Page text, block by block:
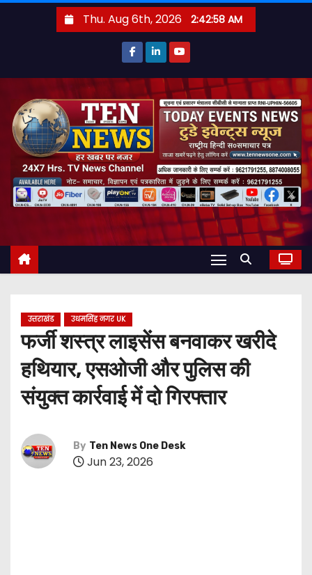
t
Thu. Aug 6th, 2026 2:42:59 AM
उत्तराखंड उधमसिंह नगर UK
फर्जी शस्त्र लाइसेंस बनवाकर खरीदे
हथियार, एसओजी और पुलिस की
संयुक्त कार्रवाई में दो गिरफ्तार
By Ten News One Desk
Jun 23, 2026